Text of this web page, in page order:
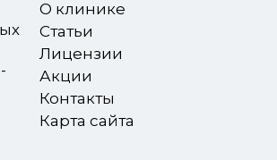
О клинике
Статьи
Лицензии
Акции
Контакты
Карта сайта